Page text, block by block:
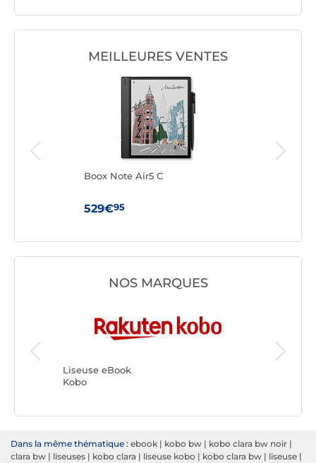
MEILLEURES VENTES
Boox Note Air5 C
529€95
NOS MARQUES
Liseuse eBook
Kobo
Liseuse
Boox
Dans la même thématique : ebook | kobo bw | kobo clara bw noir |
clara bw | liseuses | kobo clara | liseuse kobo | kobo clara bw | liseuse |